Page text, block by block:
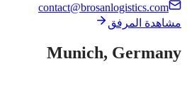
contact@brosanlogistics.com
مشاهدة المرفق
Munich, Germany